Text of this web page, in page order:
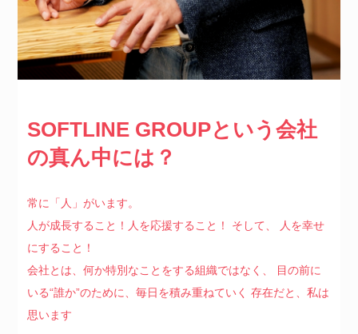
SOFTLINE GROUPという会社
の真ん中には？
常に「人」がいます。
人が成長すること！人を応援すること！
そして、
人を幸せ
にすること！
会社とは、何か特別なことをする組織ではなく、
目の前に
いる“誰か”のために、毎日を積み重ねていく 存在だと、私は
思います